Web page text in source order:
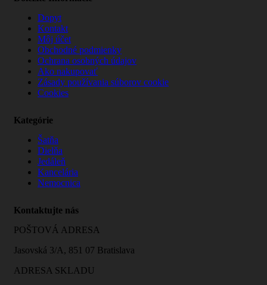
Dopyt
Kontakt
Môj účet
Obchodné podmienky
Ochrana osobných údajov
Ako nakupovať
Zásady používania súborov cookie
Cookies
Kategórie
Šatňa
Dielňa
Jedáleň
Kancelária
Nemocnica
Kontaktujte nás
POŠTOVÁ ADRESA
Jasovská 3/A, 851 07 Bratislava
ADRESA SKLADU